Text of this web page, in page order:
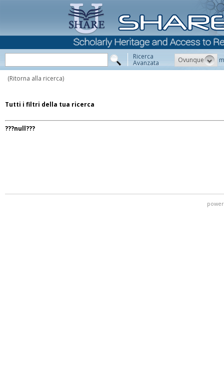
Ricerca
Avanzata Ovunque
(Ritorna alla ricerca)
Tutti i filtri della tua ricerca
???null???